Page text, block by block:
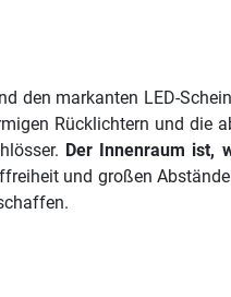
den markanten LED-
Rücklichtern und die
Der Innenraum ist,
und großen